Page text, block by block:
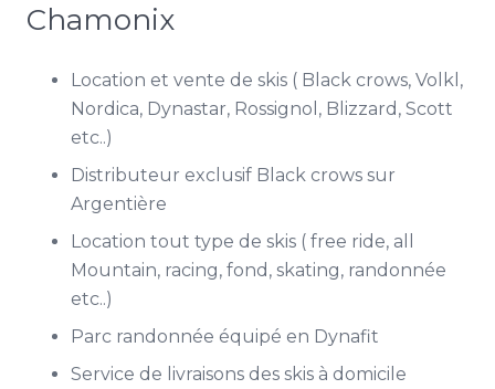
Chamonix
Location et vente de skis ( Black crows, Volkl,
Nordica, Dynastar, Rossignol, Blizzard, Scott
etc..)
Distributeur exclusif Black crows sur
Argentière
Location tout type de skis ( free ride, all
Mountain, racing, fond, skating, randonnée
etc..)
Parc randonnée équipé en Dynafit
Service de livraisons des skis à domicile